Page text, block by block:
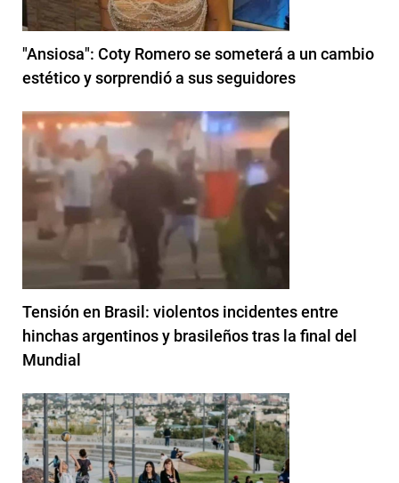
"Ansiosa": Coty Romero se someterá a un cambio
estético y sorprendió a sus seguidores
Tensión en Brasil: violentos incidentes entre
hinchas argentinos y brasileños tras la final del
Mundial